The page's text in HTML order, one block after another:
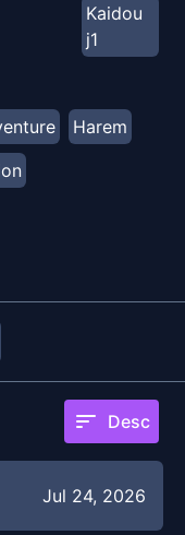
Kaidou
j1
Harem
sort Desc
Jul 24, 2026